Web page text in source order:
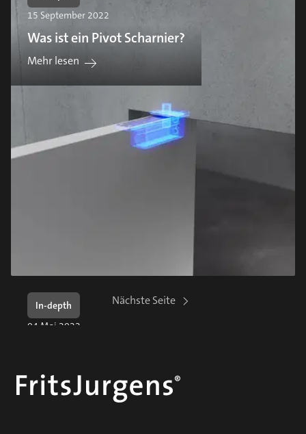
15 September 2022
Was ist ein Pivot Scharnier?
Mehr lesen
In-depth
04 Mai 2022
Mehr lesen
Nächste Seite